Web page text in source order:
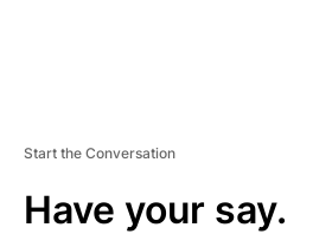
Start the Conversation
Have your say.